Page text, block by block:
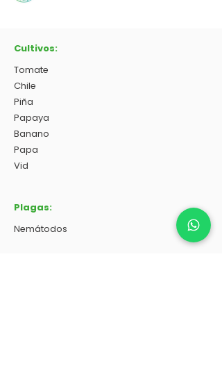
Cultivos:
Tomate
Chile
Piña
Papaya
Banano
Papa
Vid
Plagas:
Nemátodos